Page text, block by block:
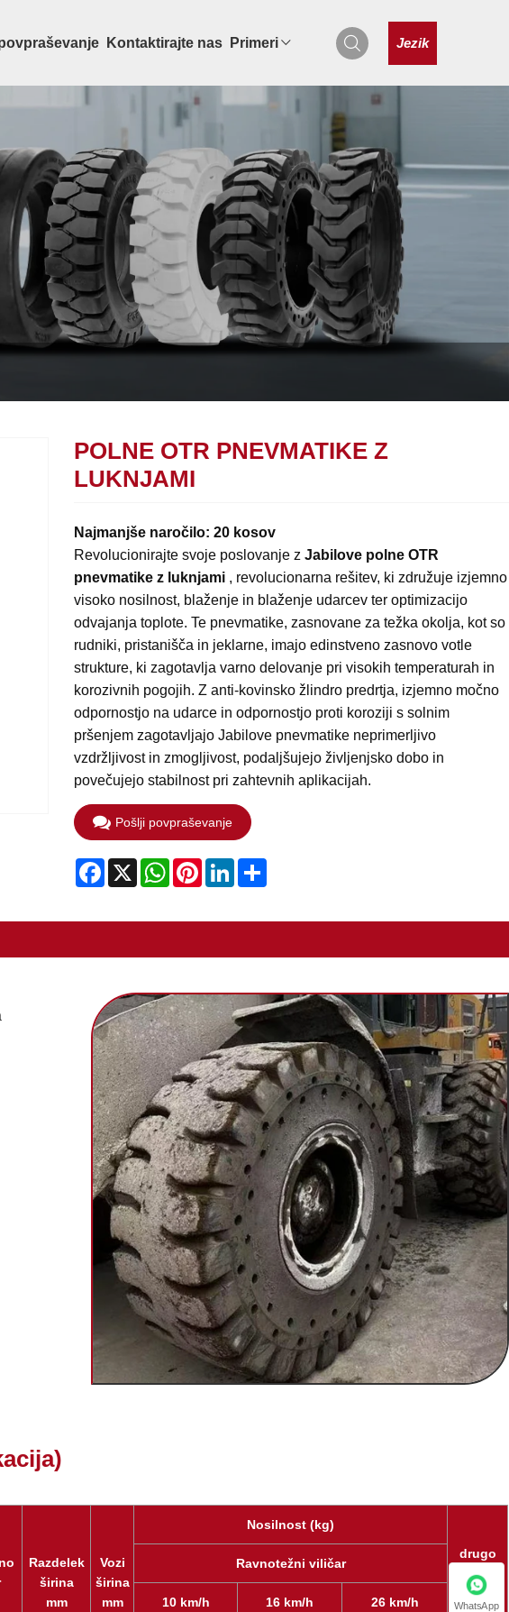
Kontaktirajte nas Primeri Jezik
POLNE OTR PNEVMATIKE Z
LUKNJAMI
Najmanjše naročilo: 20 kosov
Revolucionirajte svoje poslovanje z Jabilove polne OTR
pnevmatike z luknjami , revolucionarna rešitev, ki združuje izjemno
visoko nosilnost, blaženje in blaženje udarcev ter optimizacijo
odvajanja toplote. Te pnevmatike, zasnovane za težka okolja, kot so
rudniki, pristanišča in jeklarne, imajo edinstveno zasnovo votle
strukture, ki zagotavlja varno delovanje pri visokih temperaturah in
korozivnih pogojih. Z anti-kovinsko žlindro predrtja, izjemno močno
odpornostjo na udarce in odpornostjo proti koroziji s solnim
pršenjem zagotavljajo Jabilove pnevmatike neprimerljivo
vzdržljivost in zmogljivost, podaljšujejo življenjsko dobo in
povečujejo stabilnost pri zahtevnih aplikacijah.
Pošlji povpraševanje
Facebook
X WhatsApp
PinterestLinkedIn
Razdelek
širina
mm
Vozi
širina
mm
Nosilnost (kg)
drugo
Viličar
Ravnotežni viličar
10 km/h 16 km/h 26 km/h WhatsApp